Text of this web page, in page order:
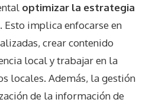
optimizar la estrategia
. Esto implica enfocarse en
crear contenido
local y trabajar en la
locales. Además, la gestión
de la información de